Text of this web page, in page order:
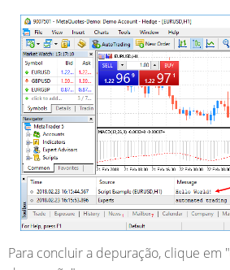
Para concluir a depuração, clique em "